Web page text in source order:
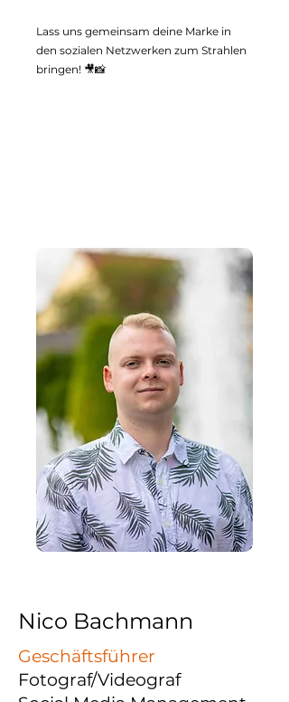
Lass uns gemeinsam deine Marke in
den sozialen Netzwerken zum Strahlen
bringen! 🎥📸
Nico Bachmann
Geschäftsführer
Fotograf/Videograf